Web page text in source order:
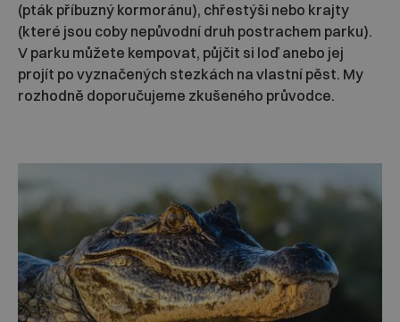
(pták příbuzný kormoránu), chřestýši nebo krajty
(které jsou coby nepůvodní druh postrachem parku).
V parku můžete kempovat, půjčit si loď anebo jej
projít po vyznačených stezkách na vlastní pěst. My
rozhodně doporučujeme zkušeného průvodce.